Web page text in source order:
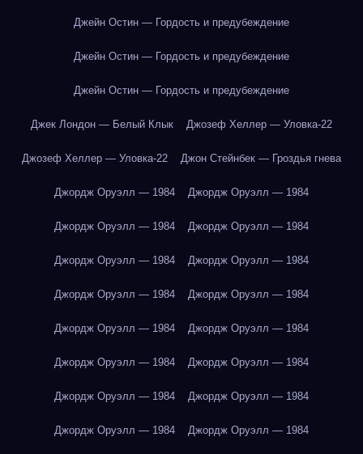
Джейн Остин — Гордость и предубеждение
Джейн Остин — Гордость и предубеждение
Джейн Остин — Гордость и предубеждение
Джек Лондон — Белый Клык Джозеф Хеллер — Уловка-22
Джозеф Хеллер — Уловка-22 Джон Стейнбек — Гроздья гнева
Джордж Оруэлл — 1984 Джордж Оруэлл — 1984
Джордж Оруэлл — 1984 Джордж Оруэлл — 1984
Джордж Оруэлл — 1984 Джордж Оруэлл — 1984
Джордж Оруэлл — 1984 Джордж Оруэлл — 1984
Джордж Оруэлл — 1984 Джордж Оруэлл — 1984
Джордж Оруэлл — 1984 Джордж Оруэлл — 1984
Джордж Оруэлл — 1984 Джордж Оруэлл — 1984
Джордж Оруэлл — 1984 Джордж Оруэлл — 1984